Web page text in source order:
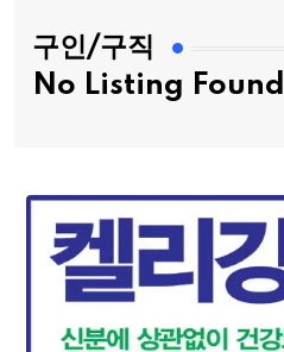
구인/구직
No Listing Found